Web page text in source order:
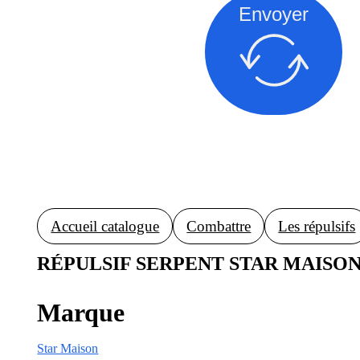
Envoyer
Accueil catalogue Combattre Les répulsifs
RÉPULSIF SERPENT STAR
Marque
Star Maison